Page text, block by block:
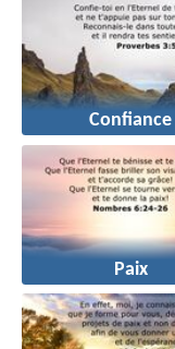
Confiance
Paix